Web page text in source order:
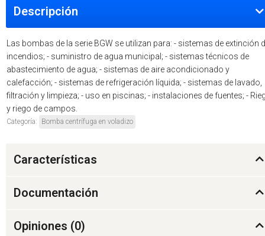
Descripción
Las bombas de la serie BGW se utilizan para: - sistemas de extinción
incendios; - suministro de agua municipal; - sistemas técnicos de
abastecimiento de agua; - sistemas de aire acondicionado y
calefacción; - sistemas de refrigeración líquida; - sistemas de lavado,
filtración y limpieza; - uso en piscinas; - instalaciones de fuentes; -
y riego de campos.
Categoría: Bomba centrífuga en voladizo
Características
Documentación
Opiniones (0)